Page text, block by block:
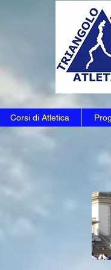
Corsi di Atletica